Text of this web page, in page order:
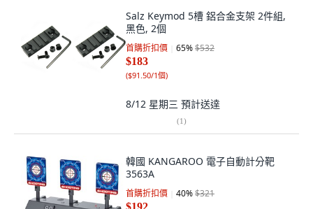
Salz Keymod 5槽 鋁合金支架 2件組,
黑色, 2個
首購折扣價 65%$532
$183
($91.50/1個)
8/12 星期三 預計送達
(1)
韓國 KANGAROO 電子自動計分靶
3563A
首購折扣價 40%$321
$192